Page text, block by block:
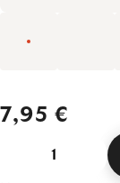
7,95 €